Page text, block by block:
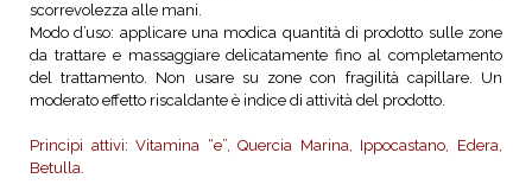
scorrevolezza alle mani.
Modo d’uso: applicare una modica quantità di prodotto sulle zone
da trattare e massaggiare delicatamente fino al completamento
del trattamento. Non usare su zone con fragilità capillare. Un
moderato effetto riscaldante è indice di attività del prodotto.
Principi attivi: Vitamina “e”, Quercia Marina, Ippocastano, Edera,
Betulla.